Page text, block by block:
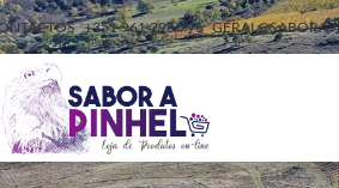
+351 961 296 796